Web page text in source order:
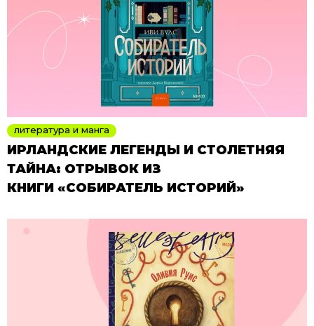
литература и манга
ИРЛАНДСКИЕ ЛЕГЕНДЫ И СТОЛЕТНЯЯ
ТАЙНА: ОТРЫВОК ИЗ
КНИГИ «СОБИРАТЕЛЬ ИСТОРИЙ»